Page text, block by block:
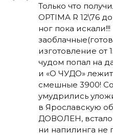
Только что
OPTIMA R 12\76
ног пока
изготовление от
чудом попал на
и «О ЧУДО»
смешные 3900!
умудрились
в Ярославскую
ДОВОЛЕН, встало
ни напилинга не